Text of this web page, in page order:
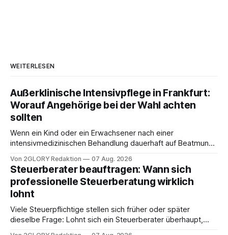
WEITERLESEN
Außerklinische Intensivpflege in Frankfurt:
Worauf Angehörige bei der Wahl achten
sollten
Wenn ein Kind oder ein Erwachsener nach einer
intensivmedizinischen Behandlung dauerhaft auf Beatmung
angewiesen ist, stellt sich für Familien eine schwierige
Frage: Muss die Versorgung dauerhaft in der Klinik bleiben –
oder ist ein Leben zu Hause möglich? Die außerklinische
Intensivpflege bietet genau diese Alternative: Sie
Von 2GLORY Redaktion 07 Aug. 2026
Steuerberater beauftragen: Wann sich
professionelle Steuerberatung wirklich
lohnt
Viele Steuerpflichtige stellen sich früher oder später
dieselbe Frage: Lohnt sich ein Steuerberater überhaupt,